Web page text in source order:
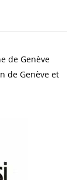
de Genève
de Genève et